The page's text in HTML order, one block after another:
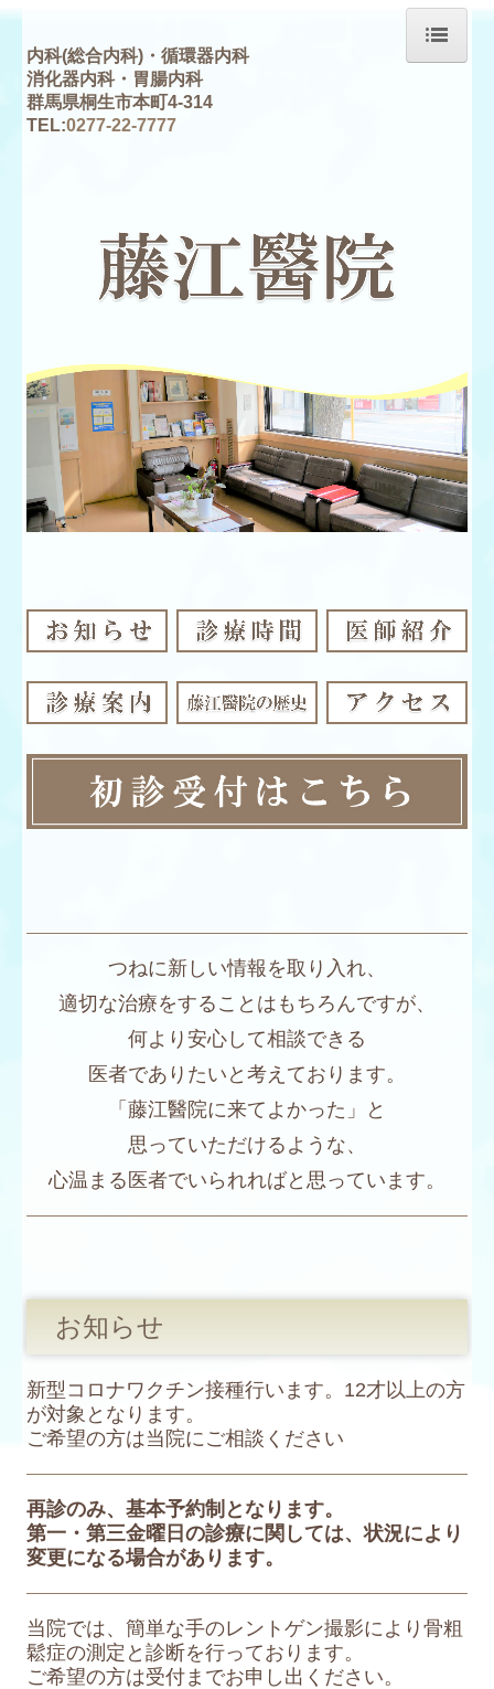
ホーム
医師紹介
アクセス
内科(総合内科)・循環器内科
消化器内科・ 胃腸内科
群馬県桐生市本町4-314
TEL:0277-22-7777
つねに新しい情報を取り入れ、
適切な治療をすることはもちろんですが、
何より安心して相談できる
医者でありたいと考えております。
「藤江醫院に来てよかった」と
思っていただけるような、
心温まる医者でいられればと思っています。
お知らせ
新型コロナワクチン接種行います。12才以上の方
が対象となります。
ご希望の方は当院にご相談ください
再診のみ、基本予約制となります。
第一・第三金曜日の診療に関しては、状況により
変更になる場合があります。
当院では、簡単な手のレントゲン撮影により骨粗
鬆症の測定と診断を行っております。
ご希望の方は受付までお申し出ください。